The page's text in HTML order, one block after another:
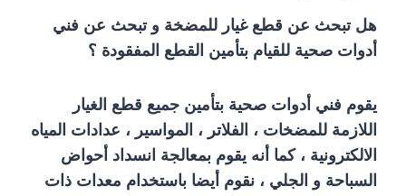
هل تبحث عن قطع غيار للمضخة و تبحث عن فني
أدوات صحية للقيام بتأمين القطع المفقودة ؟
يقوم فني أدوات صحية بتأمين جميع قطع الغيار
اللازمة للمضخات ، الفلاتر ، المواسير ، عدادات المياه
الالكترونية ، كما أنه يقوم بمعالجة انسداد أحواض
السباحة و الجلي ، نقوم أيضا باستخدام معدات ذات